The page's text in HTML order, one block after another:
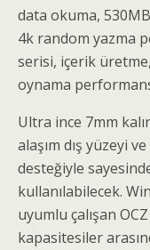
data okuma,
4k random yazma
serisi, içerik
oynama
Ultra ince 7mm
alaşım dış yüzeyi
desteğiyle
kullanılabilecek.
uyumlu çalışan
kapasitesiler